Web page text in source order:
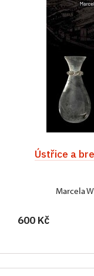
Ústřice a
Marcela
600 Kč